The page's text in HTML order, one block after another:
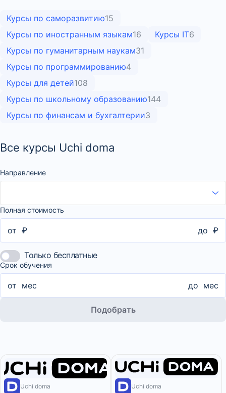
Курсы по саморазвитию15
Курсы по иностранным языкам16 Курсы IT6
Курсы по гуманитарным наукам31
Курсы по программированию4
Курсы для детей108
Курсы по школьному образованию144
Курсы по финансам и бухгалтерии3
Все курсы Uchi doma
Направление
Полная стоимость
от ₽ до ₽
Только бесплатные
Срок обучения
от мес до мес
Подобрать
1 месяцUchi doma 1 месяцUchi doma